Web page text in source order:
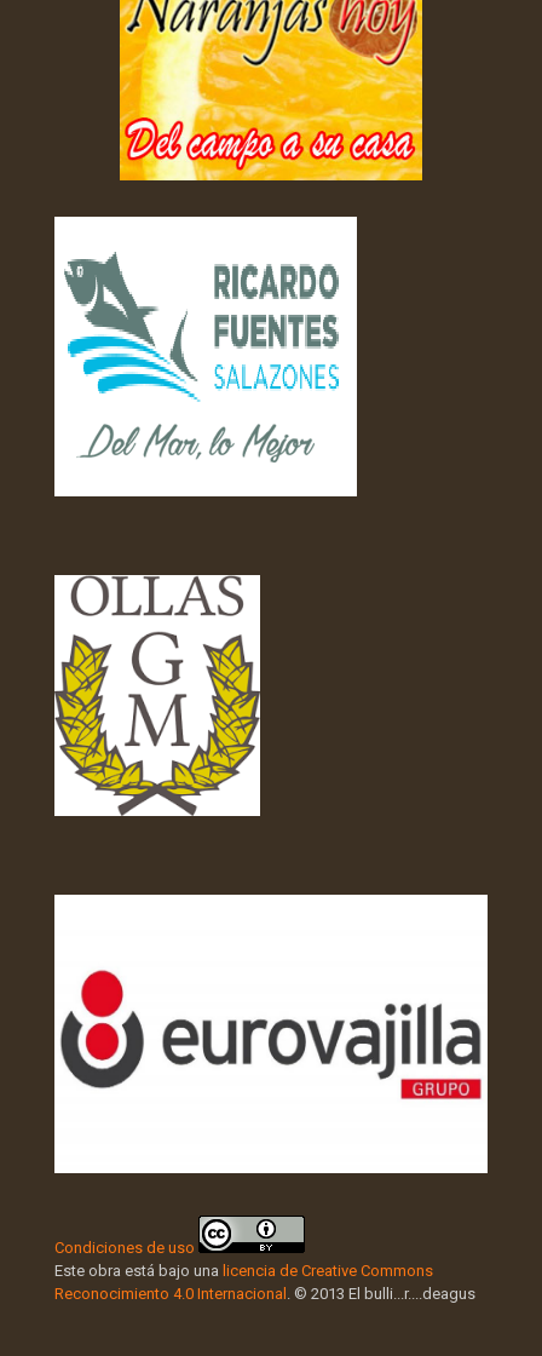
Condiciones de uso
Este obra está bajo una licencia de Creative Commons
Reconocimiento 4.0 Internacional
. © 2013 El bulli...r....deagus